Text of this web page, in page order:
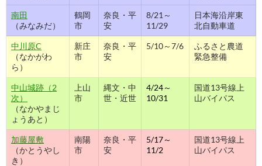
南田
（みなみだ）
鶴岡
市
奈良・平
安
8/21～
11/29
日本海沿岸東
北自動車道
中川原C
（なかがわ
ら）
新庄
市
奈良・平
安
5/10～7/6
ふるさと農道
緊急整備
中山城跡（2
次）
（なかやまじ
ょうあと）
上山
市
縄文・中
世・近世
4/24～
10/31
国道13号線上
山バイパス
加藤屋敷
（かとうやし
き）
南陽
市
奈良・平
安
5/17～
11/2
国道13号線上
山バイパス